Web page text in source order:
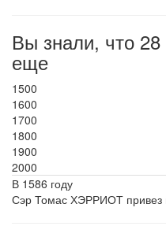
Вы знали, что
еще
1500
1600
1700
1800
1900
2000
В 1586 году
Сэр Томас ХЭРРИОТ привез